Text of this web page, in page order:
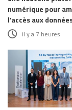
numérique pour
l’accès aux
il y a 7 heures